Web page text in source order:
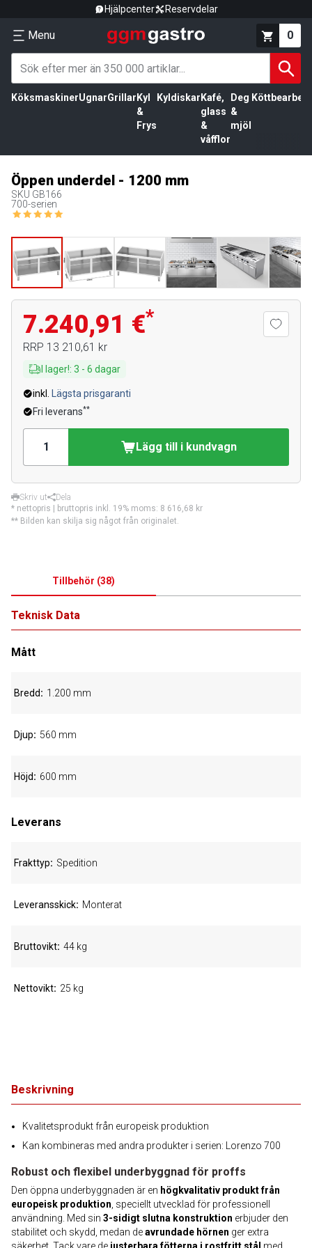
Hjälpcenter Reservdelar
Menu 0
KöksmaskinerUgnarGrillar Kyl
&
Frys
Kyldiskar Kafé,
glass
&
våfflor
Deg
&
mjöl
Öppen underdel - 1200 mm
SKU GB166
700-serien
7.240,91 €*
RRP 13 210,61 kr
I lager!: 3 - 6 dagar
inkl.
Lägsta prisgaranti
Fri leverans**
Lägg till i kundvagn
Skriv ut
Dela
* nettopris | bruttopris inkl. 19% moms: 8 616,68 kr
** Bilden kan skilja sig något från originalet.
Tillbehör (38)
Beskrivning
Kvalitetsprodukt från europeisk produktion
Kan kombineras med andra produkter i serien: Lorenzo 700
Robust och flexibel underbyggnad för proffs
Den öppna underbyggnaden är en högkvalitativ produkt från
europeisk produktion , speciellt utvecklad för professionell
användning. Med sin 3-sidigt slutna konstruktion erbjuder den
stabilitet och skydd, medan deavrundade hörnen ger extra
Teknisk Data
Mått
Bredd 1.200 mm
Djup 560 mm
Höjd 600 mm
Leverans
Frakttyp Spedition
Leveransskick Monterat
Bruttovikt 44 kg
Nettovikt 25 kg